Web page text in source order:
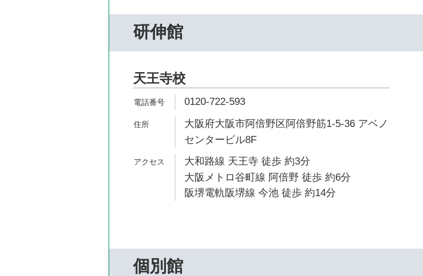
研伸館
天王寺校
0120-722-593
大阪府大阪市阿倍野区阿倍野筋1-5-36 アベノ
センタービル8F
大和路線 天王寺 徒歩 約3分
大阪メトロ谷町線 阿倍野 徒歩 約6分
阪堺電軌阪堺線 今池 徒歩 約14分
個別館